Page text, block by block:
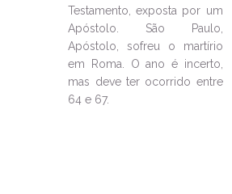
INFORMA
Senhora
a vida em
Ouça a notícia
Testamento, exposta por um
Apóstolo. São Paulo,
Apóstolo, sofreu o martírio
em Roma. O ano é incerto,
mas deve ter ocorrido entre
64 e 67.